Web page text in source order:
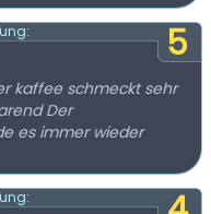
5
kaffee schmeckt sehr
Der
es immer wieder